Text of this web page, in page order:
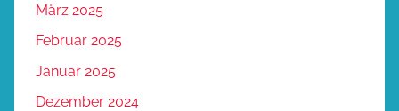
März 2025
Februar 2025
Januar 2025
Dezember 2024